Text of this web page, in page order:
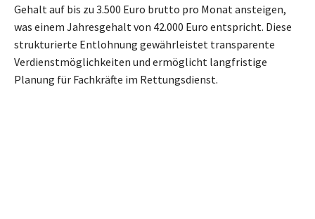
Gehalt auf bis zu 3.500 Euro brutto pro Monat ansteigen,
was einem Jahresgehalt von 42.000 Euro entspricht. Diese
strukturierte Entlohnung gewährleistet transparente
Verdienstmöglichkeiten und ermöglicht langfristige
Planung für Fachkräfte im Rettungsdienst.